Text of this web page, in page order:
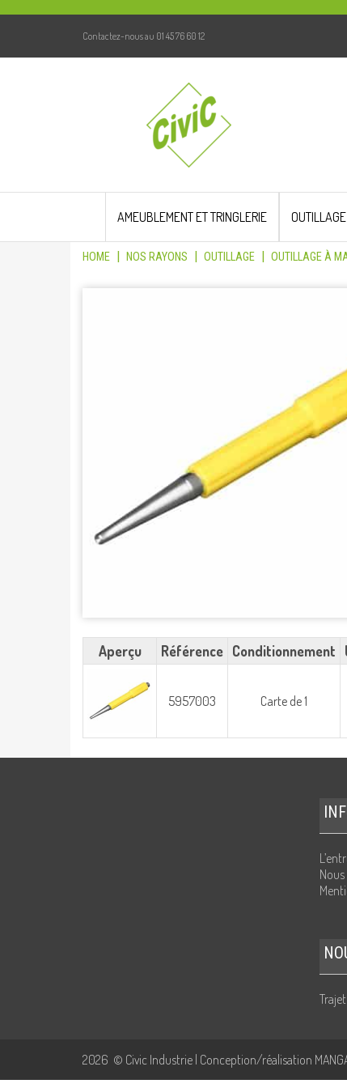
Contactez-nous au 01 45 76 60 12
AMEUBLEMENT ET TRINGLERIE OUTILLAGE
HOME | NOS RAYONS | OUTILLAGE | OUTILLAGE À
Aperçu Référence Conditionnement
5957003 Carte de 1
2026 © Civic Industrie | Conception/réalisation